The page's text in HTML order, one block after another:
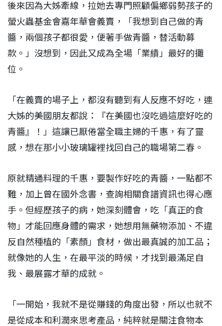
後來因為大姊牽線，拉她去專門照顧偏鄉弱勢孩子的
螢火蟲基金會嘉年華會義賣，「我想到自己做的青
醬，兩個孩子都很愛，便著手做青醬，替活動募
款。」沒想到，因此又成為全場「業績」最好的攤
位。
「在義賣的場子上，都沒有聽到有人反應不好吃，連
大姊的美國朋友都說：『在美國也沒吃過這麼好吃的
青醬』！」這讓已厭倦當全職主婦的千惠，有了靈
感，想在那小小玻璃罐裡找回自己的職場第二春。
原就精通料理的千惠，要製作好吃的青醬，一點都不
難，加上曾在國外念書，查詢相關食譜資訊也得心應
手。但經歷孩子的病，她深刻體會，吃「真正的食
物」才能回應身體的需求，她想用無藥物添加、不違
反自然種植的「素顏」食材，做出最真誠的加工品；
就像她的人生，在最平淡的時候，才找到最滿足自
我、最展露才華的成就。
「一開始，我就不是從賺錢的角度出發，所以也就不
是從成本和利潤來思考產品，純粹就是關注食物本